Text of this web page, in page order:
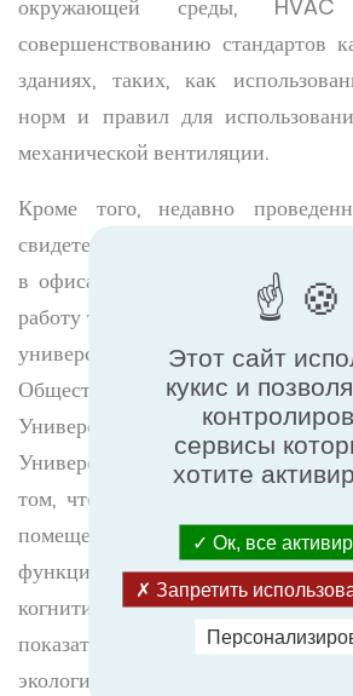
окружающей среды,
совершенствованию стандартов
зданиях, таких, как
норм и правил для
механической вентиляции.
Кроме того, недавно
свидетельствуют о том, что
в офисах может также улучшить
работу трудящихся. Исследование,
университетами -
Общественного
Университетом штата Нью-
Университетом в прошлом году,
том, что улучшение качества
помещениях значительно
функцию. В исследовании было
когнитивные показатели
показатель 101 процент, что
экологичных зданиях с
Этот сайт
кукис и
сервисы
хотите
Ок, все
Запретить